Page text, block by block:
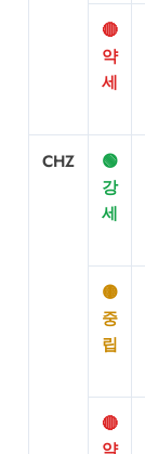
🔴
약
세
CHZ
🟢
강
세
🟡
중
립
🔴